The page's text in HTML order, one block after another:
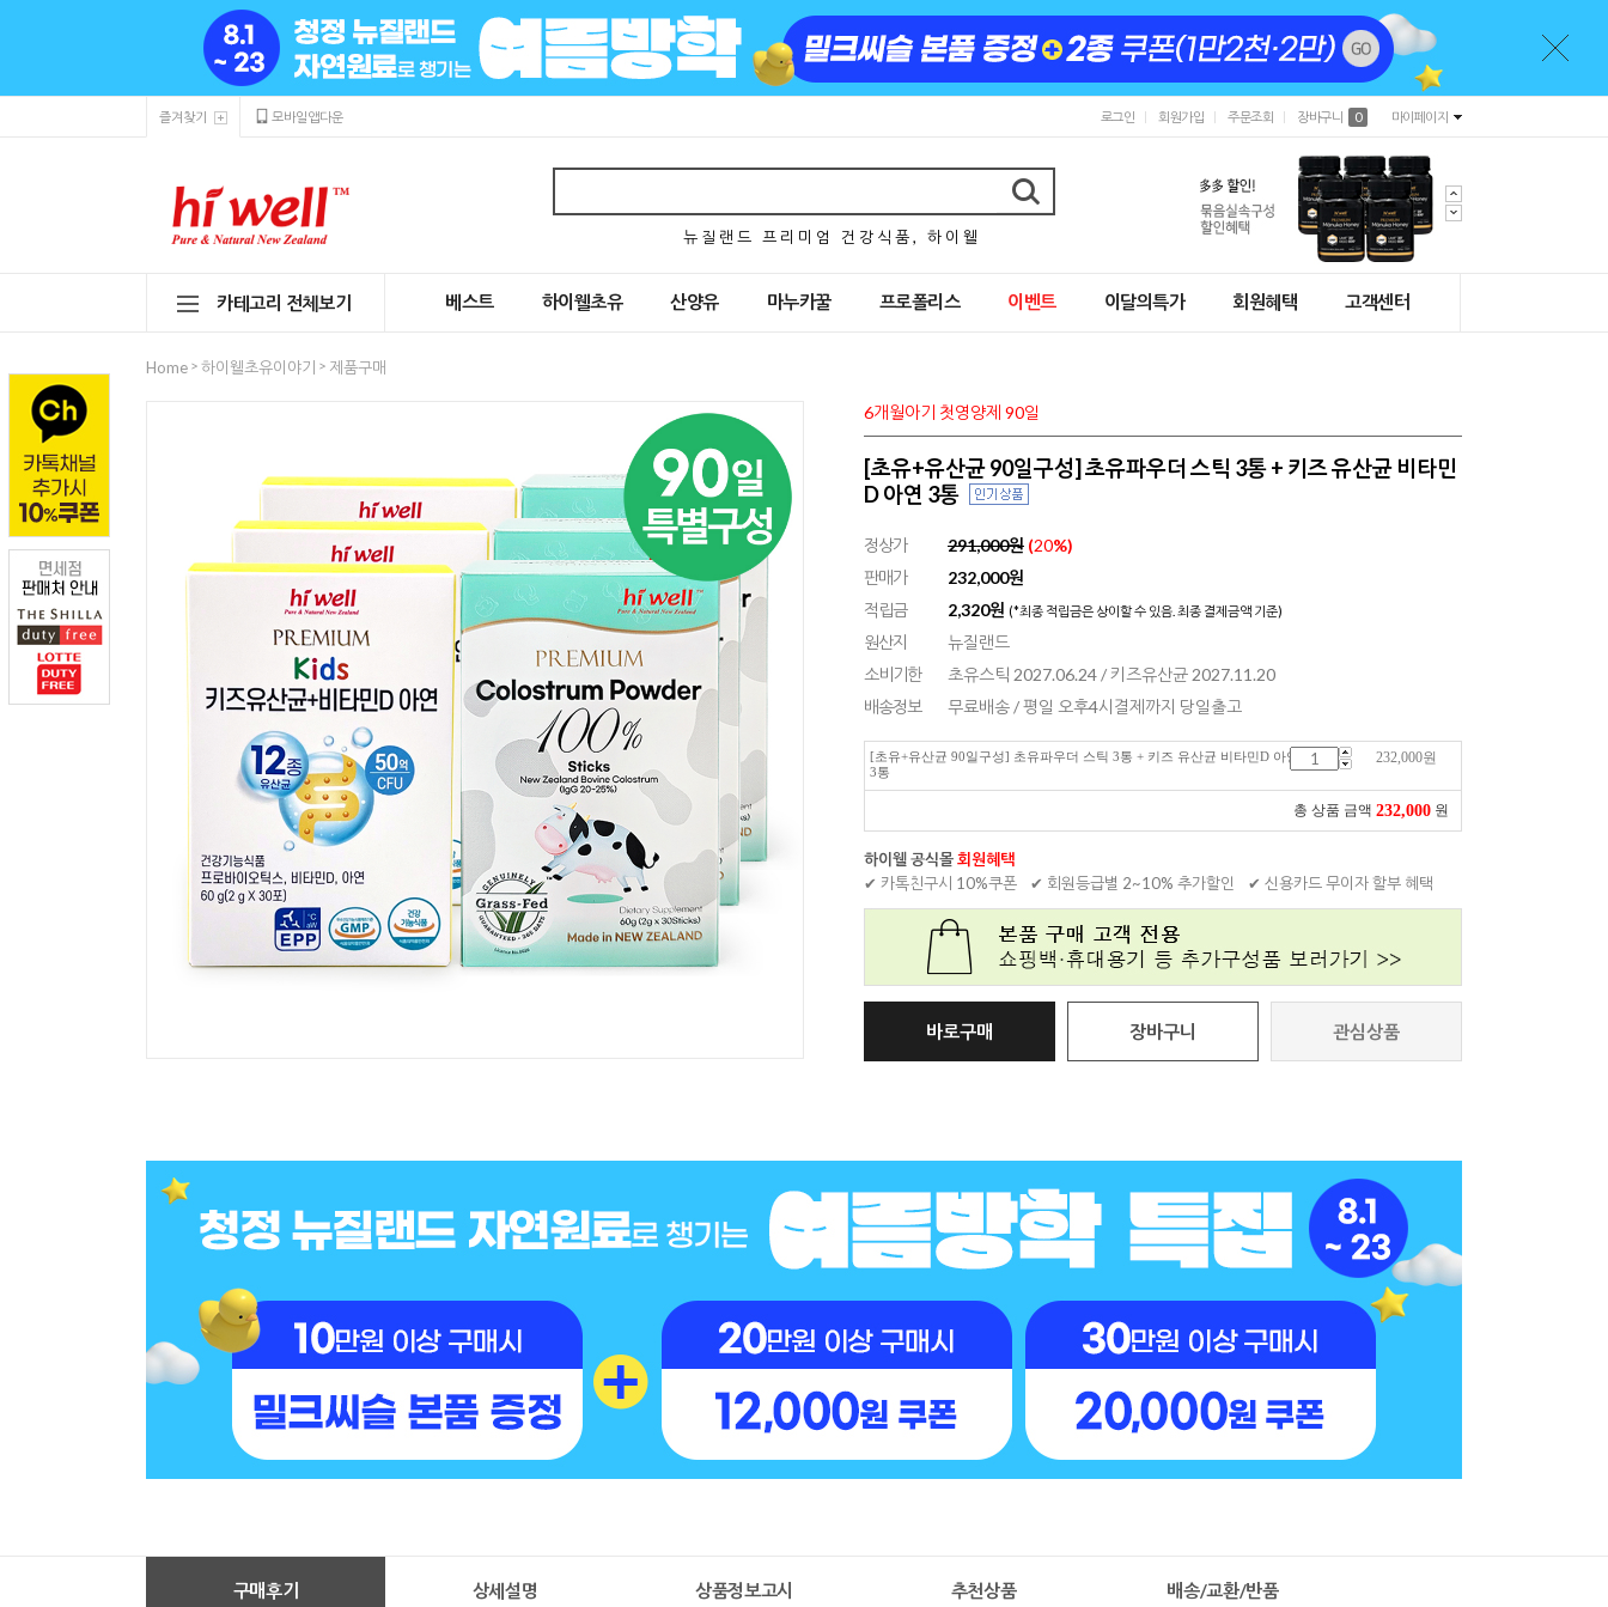
즐겨찾기 모바일앱다운 로그인 회원가입 주문조회 장바구니 0 마이페이지
뉴 질 랜 드 프 리 미 엄 건 강 식 품 , 하 이 웰
카테고리 전체보기 베스트 하이웰초유 산양유 마누카꿀 프로폴리스 이벤트 이달의특가 회원혜택 고객센터
Home > 하이웰초유이야기 > 제품구매
6개월아기 첫영양제 90일
[초유+유산균 90일구성] 초유파우더 스틱 3통 + 키즈 유산균 비타민
D 아연 3통
정상가 291,000원 (20%)
판매가
232,000원
적립금
2,320원 (*최종 적립금은 상이할 수 있음. 최종 결제금액 기준)
원산지
뉴질랜드
소비기한
초유스틱 2027.06.24 / 키즈유산균 2027.11.20
배송정보
무료배송 / 평일 오후4시결제까지 당일출고
[초유+유산균 90일구성] 초유파우더 스틱 3통 + 키즈 유산균 비타민D 아연
3통
232,000원
총 상품 금액 232,000 원
하이웰 공식몰회원혜택
✔ 카톡친구시 10%쿠폰
✔ 회원등급별 2~10% 추가할인 ✔ 신용카드 무이자 할부 혜택
바로구매 장바구니 관심상품
구매후기 상세설명 상품정보고시 추천상품 배송/교환/반품